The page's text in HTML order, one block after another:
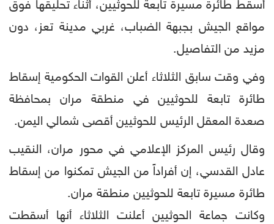
أسقط طائرة مسيرة تابعة للحوثيين، أثناء تحليقها فوق
مواقع الجيش بجبهة الضباب، غربي مدينة تعز، دون
مزيد من التفاصيل.
وفي وقت سابق الثلاثاء أعلن القوات الحكومية إسقاط
طائرة تابعة للحوثيين في منطقة مران بمحافظة
صعدة المعقل الرئيس للحوثيين أقصى شمالي اليمن.
وقال رئيس المركز الإعلامي في محور مران، النقيب
عادل القدسي، إن أفراداً من الجيش تمكنوا من إسقاط
طائرة مسيرة تابعة للحوثيين منطقة مران.
وكانت جماعة الحوثيين أعلنت الثلاثاء أنها أسقطت